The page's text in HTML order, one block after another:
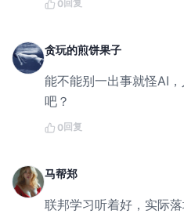
0回复
贪玩的煎饼果子
能不能别一出事就怪AI
吧？
0回复
马帮郑
联邦学习听着好，实际落